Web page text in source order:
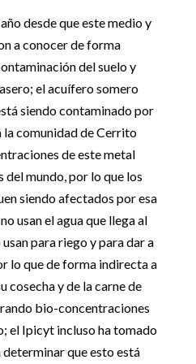
desde que este medio y
a conocer de forma
del suelo y
el acuífero somero
siendo contaminado por
la comunidad de Cerrito
de este metal
del mundo, por lo que los
siendo afectados por esa
usan el agua que llega al
para riego y para dar a
lo que de forma indirecta a
cosecha y de la carne de
bio-concentraciones
el Ipicyt incluso ha tomado
que esto está